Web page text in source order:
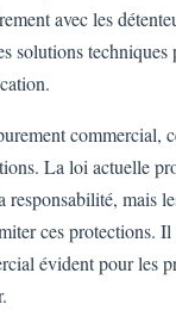
avec les
solutions techniques
commercial,
La loi actuelle
responsabilité, mais
ces protections. Il
évident pour les